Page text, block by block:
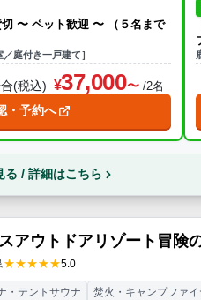
切 〜 ペット歓迎 〜 （５名まで
庭付き一戸建て］
(税込) 37,000 /2名
・予約へ
る / 詳細はこちら
アウトドアリゾート冒険
★★★★★5.0
・テントサウナ 焚火・キャンプファイ